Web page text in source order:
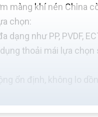
màng khí nén China
chọn:
như PP, PVDF,
thoải mái lựa chọn